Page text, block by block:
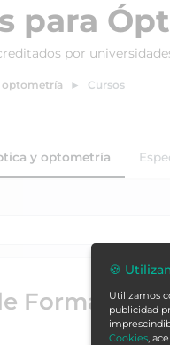
para
por
optometría Cursos
y optometría
Formación
🍪
Utilizamos
publicidad
Cookies,